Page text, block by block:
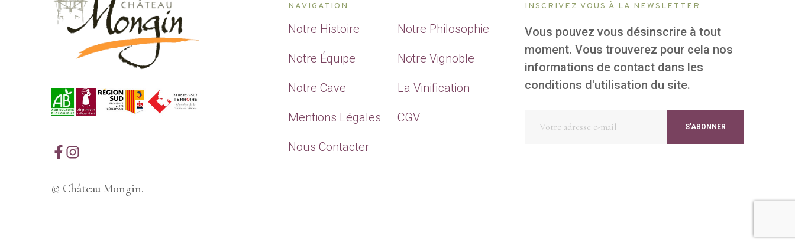
© Château Mongin.
NAVIGATION
Notre Histoire Notre Philosophie
Notre Équipe Notre Vignoble
Notre Cave La Vinification
Mentions Légales CGV
Nous Contacter
INSCRIVEZ VOUS À LA NEWSLETTER
Vous pouvez vous désinscrire à tout
moment. Vous trouverez pour cela nos
informations de contact dans les
conditions d'utilisation du site.
S’ABONNER